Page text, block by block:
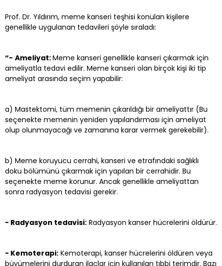
Prof. Dr. Yıldırım, meme kanseri teşhisi konulan kişilere
genellikle uygulanan tedavileri şöyle sıraladı:
“- Ameliyat:Meme kanseri genellikle kanseri çıkarmak için
ameliyatla tedavi edilir. Meme kanseri olan birçok kişi iki tip
ameliyat arasında seçim yapabilir:
a) Mastektomi, tüm memenin çıkarıldığı bir ameliyattır (Bu
seçenekte memenin yeniden yapılandırması için ameliyat
olup olunmayacağı ve zamanına karar vermek gerekebilir).
b) Meme koruyucu cerrahi, kanseri ve etrafındaki sağlıklı
doku bölümünü çıkarmak için yapılan bir cerrahidir. Bu
seçenekte meme korunur. Ancak genellikle ameliyattan
sonra radyasyon tedavisi gerekir.
- Radyasyon tedavisi: Radyasyon kanser hücrelerini öldürür.
- Kemoterapi: Kemoterapi, kanser hücrelerini öldüren veya
büyümelerini durduran ilaçlar için kullanılan tıbbi terimdir. Bazı